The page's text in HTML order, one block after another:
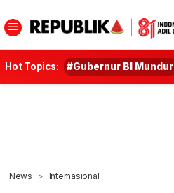
Hot Topics: #Gubernur BI Mundur
News Internasional